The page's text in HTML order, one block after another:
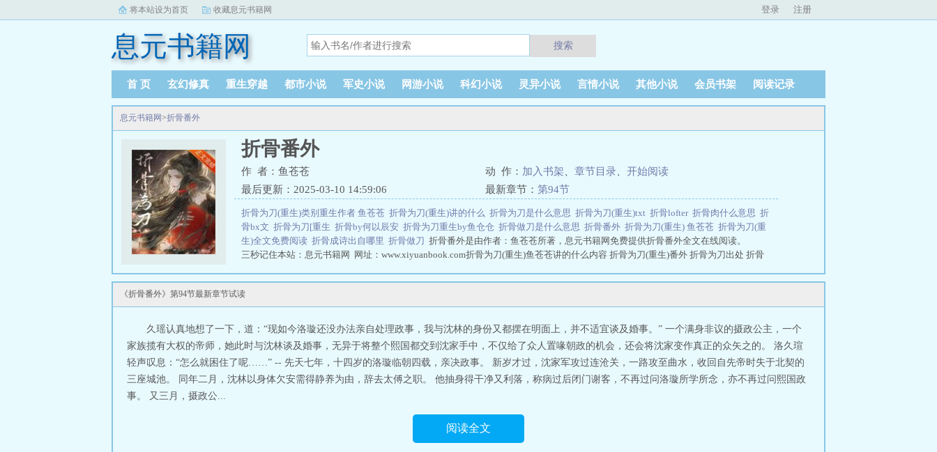
将本站设为首页 收藏息元书籍网 登录 注册
息元书籍网 搜索
首 页 玄幻修真 重生穿越 都市小说 军史小说 网游小说 科幻小说 灵异小说 言情小说 其他小说 会员书架 阅读记录
息元书籍网>折骨番外
折骨番外
作 者：鱼苍苍 动 作： 加入书架 章节目录
开始阅读
最后更新：2025-03-10 14:59:06
最新章节： 第94节
折骨为刀(重生)类别重生作者 鱼苍苍 折骨为刀(重生)讲的什么 折骨为刀是什么意思 折骨为刀(重生)txt 折骨lofter 折骨肉什么意思 折
骨bx文 折骨为刀[重生 折骨by何以辰安 折骨为刀重生by鱼仓仓 折骨做刀是什么意思 折骨番外 折骨为刀(重生) 鱼苍苍 折骨为刀(重
生)全文免费阅读 折骨成诗出自哪里 折骨做刀 折骨番外是由作者：鱼苍苍所著，息元书籍网免费提供折骨番外全文在线阅读。
三秒记住本站：息元书籍网 网址：www.xiyuanbook.com折骨为刀(重生)鱼苍苍讲的什么内容 折骨为刀(重生)番外 折骨为刀出处 折骨
《折骨番外》第94节最新章节试读
久瑶认真地想了一下，道：“现如今洛璇还没办法亲自处理政事，我与沈林的身份又都摆在明面上，并不适宜谈及婚事。” 一个满身非议的摄政公主，一个
家族揽有大权的帝师，她此时与沈林谈及婚事，无异于将整个熙国都交到沈家手中，不仅给了众人置喙朝政的机会，还会将沈家变作真正的众矢之的。 洛久瑄
轻声叹息：“怎么就困住了呢……” -- 先天七年，十四岁的洛璇临朝四载，亲决政事。 新岁才过，沈家军攻过连沧关，一路攻至曲水，收回自先帝时失于北契的
三座城池。 同年二月，沈林以身体欠安需得静养为由，辞去太傅之职。 他抽身得干净又利落，称病过后闭门谢客，不再过问洛璇所学所念，亦不再过问熙国政
事。 又三月，摄政公...
阅读全文